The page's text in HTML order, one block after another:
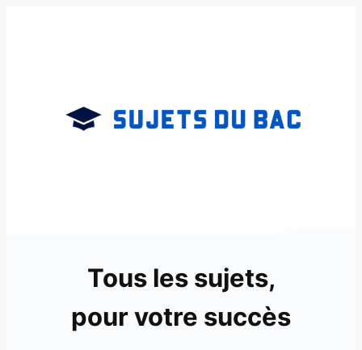
Tous les sujets,
pour votre succès